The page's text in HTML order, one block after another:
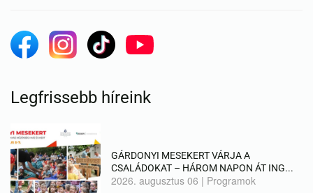
Legfrissebb híreink
GÁRDONYI MESEKERT VÁRJA A
CSALÁDOKAT – HÁROM NAPON ÁT ING...
2026. augusztus 06 | Programok